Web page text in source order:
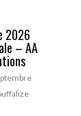
2026
– AA